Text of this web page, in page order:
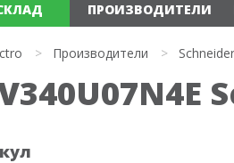
ПРОИЗВОДИТЕЛИ
> Производители >